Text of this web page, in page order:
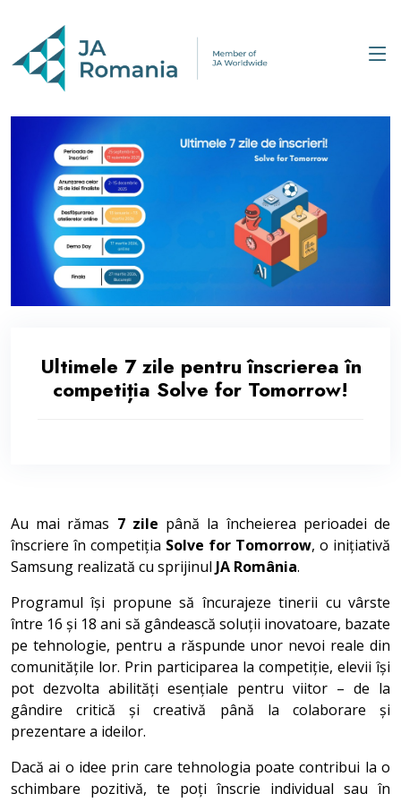
Ultimele 7 zile pentru înscrierea în
competiția Solve for Tomorrow!
Au mai rămas 7 zile până la încheierea perioadei de
înscriere în competiția Solve for Tomorrow, o inițiativă
Samsung realizată cu sprijinul JA România.
Programul își propune să încurajeze tinerii cu vârste
între 16 și 18 ani să gândească soluții inovatoare, bazate
pe tehnologie, pentru a răspunde unor nevoi reale din
comunitățile lor. Prin participarea la competiție, elevii își
pot dezvolta abilități esențiale pentru viitor – de la
gândire critică și creativă până la colaborare și
prezentare a ideilor.
Dacă ai o idee prin care tehnologia poate contribui la o
schimbare pozitivă, te poți înscrie individual sau în